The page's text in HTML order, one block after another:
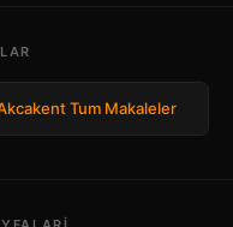
Tum Makaleler